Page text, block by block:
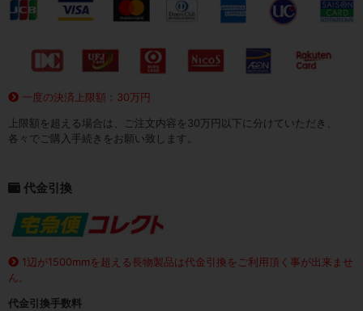
一度の決済上限額：30万円
上限額を超える場合は、ご注文内容を30万円以下に分けていただき、
各々でご購入手続きをお願い致します。
代金引換
1辺が1500mmを超える長物製品は代金引換をご利用頂く事が出来ませ
ん。
代金引換手数料